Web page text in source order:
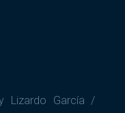
Lizardo García /